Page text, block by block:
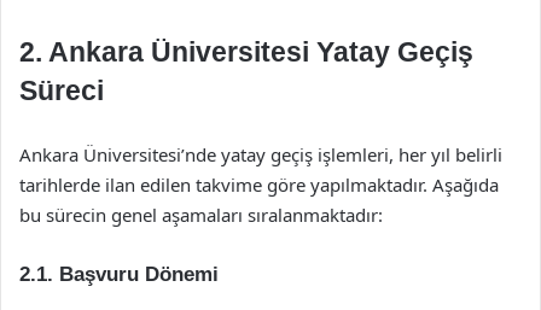
2. Ankara Üniversitesi Yatay Geçiş
Süreci
Ankara Üniversitesi’nde yatay geçiş işlemleri, her yıl belirli
tarihlerde ilan edilen takvime göre yapılmaktadır. Aşağıda
bu sürecin genel aşamaları sıralanmaktadır:
2.1. Başvuru Dönemi